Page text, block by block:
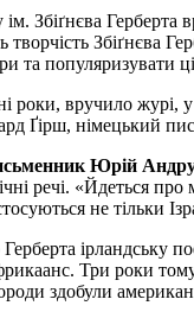
Збіґнєва Герберта
творчість Збіґнєва
та популяризувати
роки, вручило журі,
Ґірш, німецький
Юрій
речі. «Йдеться
не тільки
ірландську
Три роки тому
здобули